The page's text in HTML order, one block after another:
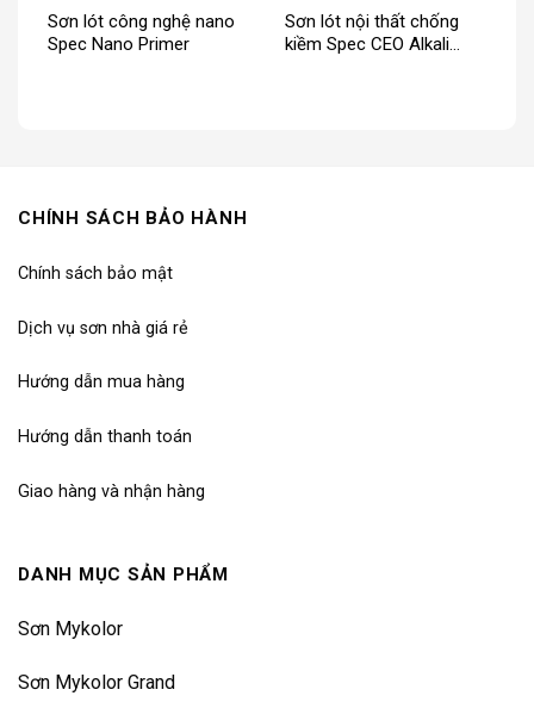
Sơn lót công nghệ nano
Spec Nano Primer
Sơn lót nội thất chống
kiềm Spec CEO Alkali
CHÍNH SÁCH BẢO HÀNH
Chính sách bảo mật
Dịch vụ sơn nhà giá rẻ
Hướng dẫn mua hàng
Hướng dẫn thanh toán
Giao hàng và nhận hàng
DANH MỤC SẢN PHẨM
Sơn Mykolor
Sơn Mykolor Grand